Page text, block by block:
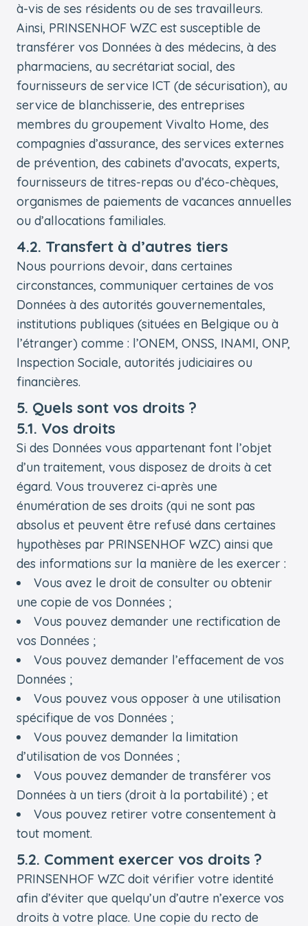
à-vis de ses résidents ou de ses travailleurs.
Ainsi, PRINSENHOF WZC est susceptible de
transférer vos Données à des médecins, à des
pharmaciens, au secrétariat social, des
fournisseurs de service ICT (de sécurisation), au
service de blanchisserie, des entreprises
membres du groupement Vivalto Home, des
compagnies d’assurance, des services externes
de prévention, des cabinets d’avocats, experts,
fournisseurs de titres-repas ou d’éco-chèques,
organismes de paiements de vacances annuelles
ou d’allocations familiales.
4.2. Transfert à d’autres tiers
Nous pourrions devoir, dans certaines
circonstances, communiquer certaines de vos
Données à des autorités gouvernementales,
institutions publiques (situées en Belgique ou à
l’étranger) comme : l’ONEM, ONSS, INAMI, ONP,
Inspection Sociale, autorités judiciaires ou
financières.
5. Quels sont vos droits ?
5.1. Vos droits
Si des Données vous appartenant font l’objet
d’un traitement, vous disposez de droits à cet
égard. Vous trouverez ci-après une
énumération de ses droits (qui ne sont pas
absolus et peuvent être refusé dans certaines
hypothèses par PRINSENHOF WZC) ainsi que
des informations sur la manière de les exercer :
Vous avez le droit de consulter ou obtenir
une copie de vos Données ;
Vous pouvez demander une rectification de
vos Données ;
Vous pouvez demander l’effacement de vos
Données ;
Vous pouvez vous opposer à une utilisation
spécifique de vos Données ;
Vous pouvez demander la limitation
d’utilisation de vos Données ;
Vous pouvez demander de transférer vos
Données à un tiers (droit à la portabilité) ; et
Vous pouvez retirer votre consentement à
tout moment.
5.2. Comment exercer vos droits ?
PRINSENHOF WZC doit vérifier votre identité
afin d’éviter que quelqu’un d’autre n’exerce vos
droits à votre place. Une copie du recto de